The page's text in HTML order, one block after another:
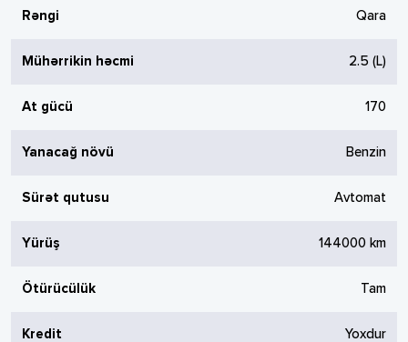
Rəngi Qara
Mühərrikin həcmi 2.5 (L)
At gücü 170
Yanacağ növü Benzin
Sürət qutusu Avtomat
Yürüş 144000 km
Ötürücülük Tam
Kredit Yoxdur